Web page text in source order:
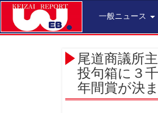
一般ニュース
尾道商議所
投句箱に３
年間賞が決